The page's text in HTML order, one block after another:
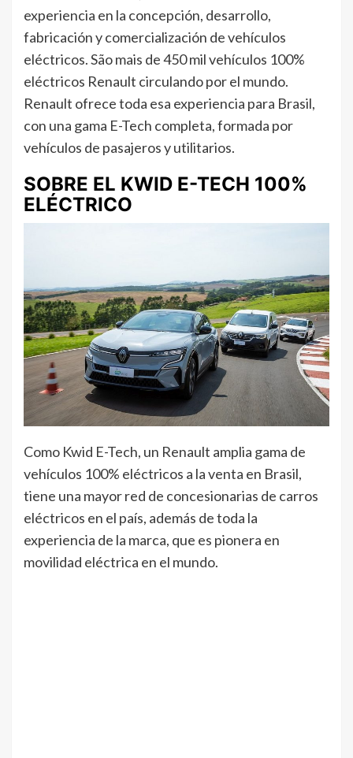
experiencia en la concepción, desarrollo,
fabricación y comercialización de vehículos
eléctricos. São mais de 450 mil vehículos 100%
eléctricos Renault circulando por el mundo.
Renault ofrece toda esa experiencia para Brasil,
con una gama E-Tech completa, formada por
vehículos de pasajeros y utilitarios.
SOBRE EL KWID E-TECH 100%
ELÉCTRICO
Como Kwid E-Tech, un Renault amplia gama de
vehículos 100% eléctricos a la venta en Brasil,
tiene una mayor red de concesionarias de carros
eléctricos en el país, además de toda la
experiencia de la marca, que es pionera en
movilidad eléctrica en el mundo.